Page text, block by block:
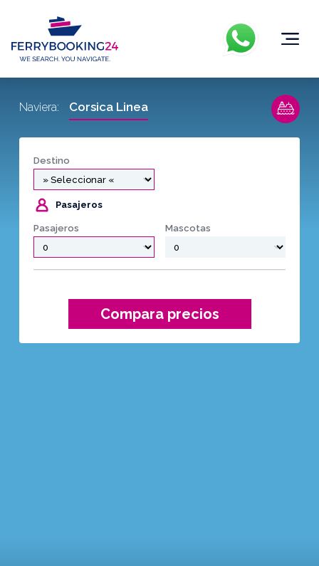
Destino
Pasajeros
Pasajeros Mascotas
Compara precios
Naviera: Corsica Linea